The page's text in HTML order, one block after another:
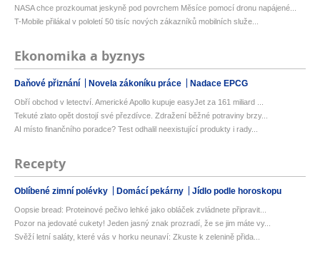
NASA chce prozkoumat jeskyně pod povrchem Měsíce pomocí dronu napájené...
T-Mobile přilákal v pololetí 50 tisíc nových zákazníků mobilních služe...
Ekonomika a byznys
Daňové přiznání Novela zákoníku práce Nadace EPCG
Obří obchod v letectví. Americké Apollo kupuje easyJet za 161 miliard ...
Tekuté zlato opět dostojí své přezdívce. Zdražení běžné potraviny brzy...
AI místo finančního poradce? Test odhalil neexistující produkty i rady...
Recepty
Oblíbené zimní polévky Domácí pekárny Jídlo podle horoskopu
Oopsie bread: Proteinové pečivo lehké jako obláček zvládnete připravit...
Pozor na jedovaté cukety! Jeden jasný znak prozradí, že se jim máte vy...
Svěží letní saláty, které vás v horku neunaví: Zkuste k zelenině přida...